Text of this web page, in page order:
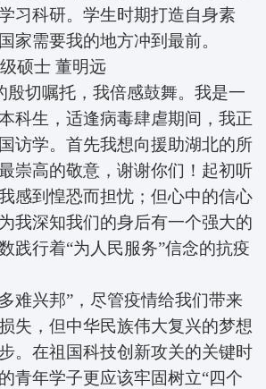
习科研。学生时期打造自身素
家需要我的地方冲到最前。
硕士 董明远
切嘱托，我倍感鼓舞。我是一
科生，适逢病毒肆虐期间，我正
访学。首先我想向援助湖北的所
崇高的敬意，谢谢你们！起初听
感到惶恐而担忧；但心中的信心
我深知我们的身后有一个强大的
践行着“为人民服务”信念的抗疫
兴邦”，尽管疫情给我们带来
失，但中华民族伟大复兴的梦想
。在祖国科技创新攻关的关键时
青年学子更应该牢固树立“四个